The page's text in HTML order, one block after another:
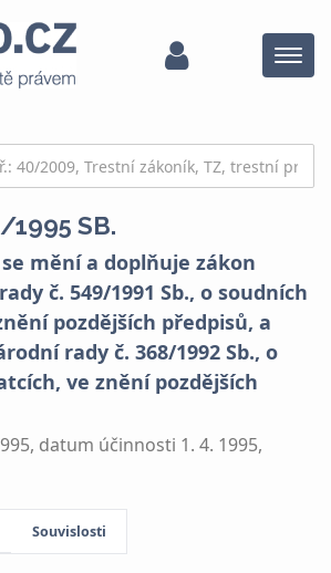
Menu
1995 SB.
mění a doplňuje zákon
č. 549/1991 Sb., o soudních
pozdějších předpisů, a
rady č. 368/1992 Sb., o
ve znění pozdějších
datum účinnosti 1. 4. 1995,
Souvislosti